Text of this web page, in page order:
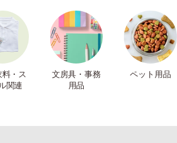
・ス
関連
文房具・事務
用品
ペット用品